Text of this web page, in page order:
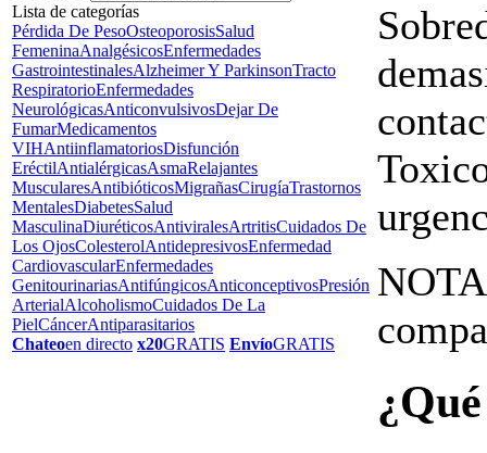
Lista de categorías
Pérdida De PesoOsteoporosisSalud
FemeninaAnalgésicosEnfermedades
GastrointestinalesAlzheimer Y ParkinsonTracto
RespiratorioEnfermedades
NeurológicasAnticonvulsivosDejar De
FumarMedicamentos
VIHAntiinflamatoriosDisfunción
EréctilAntialérgicasAsmaRelajantes
MuscularesAntibióticosMigrañasCirugíaTrastornos
MentalesDiabetesSalud
MasculinaDiuréticosAntiviralesArtritisCuidados De
Los OjosColesterolAntidepresivosEnfermedad
CardiovascularEnfermedades
GenitourinariasAntifúngicosAnticonceptivosPresión
ArterialAlcoholismoCuidados De La
PielCáncerAntiparasitarios
Chateoen directo x20GRATIS EnvíoGRATIS